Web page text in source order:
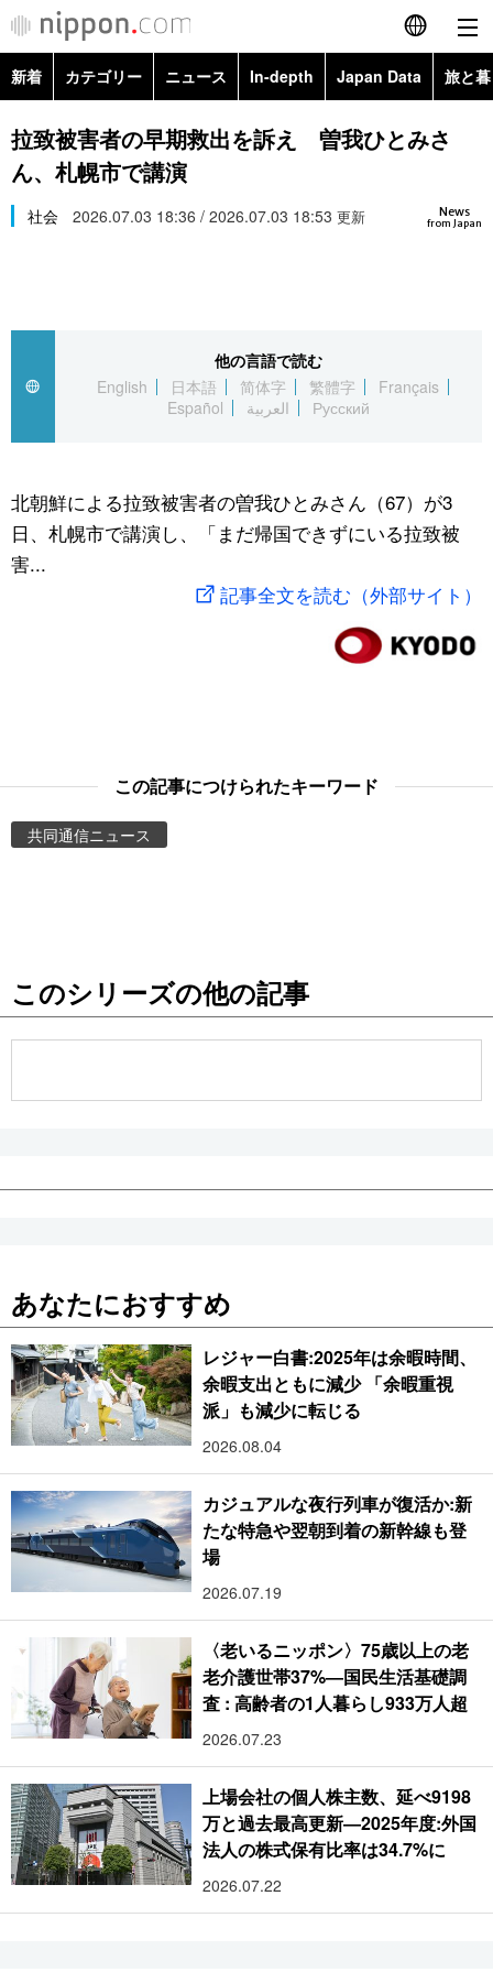
English
简体字
Русский
カテゴリー
経済・ビジネス
国際
文化
トップ
アーカイブ
In-depth
Japan Data
動画/Live
People
新着 カテゴリー ニュース In-depth Japan Data 旅と
政治・外交
経済・ビジネス
スポーツ・東京2020
Topics
拉致被害者の早期救出を訴え 曽我ひとみさ
ん、札幌市で講演
News
from Japan
社会 2026.07.03 18:36 / 2026.07.03 18:53 更新
他の言語で読む
English
日本語 简体字 繁體字
Français
Español
العربية Русский
北朝鮮による拉致被害者の曽我ひとみさん（67）が3
日、札幌市で講演し、「まだ帰国できずにいる拉致被
害...
記事全文を読む（外部サイト）
この記事につけられたキーワード
共同通信ニュース
このシリーズの他の記事
あなたにおすすめ
レジャー白書:2025年は余暇時間、
余暇支出ともに減少 「余暇重視
派」も減少に転じる
2026.08.04
カジュアルな夜行列車が復活か:新
たな特急や翌朝到着の新幹線も登
場
2026.07.19
〈老いるニッポン〉75歳以上の老
老介護世帯37%―国民生活基礎調
査 : 高齢者の1人暮らし933万人超
2026.07.23
上場会社の個人株主数、延べ9198
万と過去最高更新―2025年度:外国
法人の株式保有比率は34.7%に
2026.07.22